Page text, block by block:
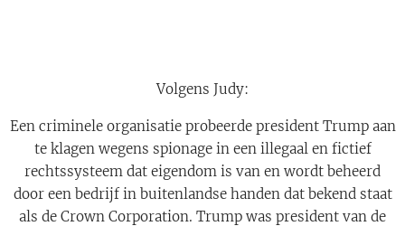
Volgens Judy:
Een criminele organisatie probeerde president Trump aan
te klagen wegens spionage in een illegaal en fictief
rechtssysteem dat eigendom is van en wordt beheerd
door een bedrijf in buitenlandse handen dat bekend staat
als de Crown Corporation. Trump was president van de